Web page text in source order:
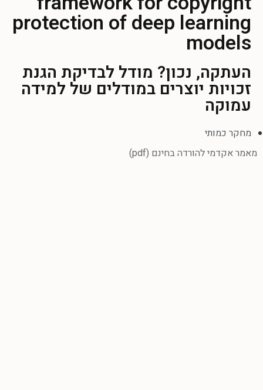
protection of deep learning
models
העתקה, נכון? מודל לבדיקת הגנת
זכויות יוצרים במודלים של למידה
עמוקה
מחקר כמותי
מאמר אקדמי להורדה בחינם (pdf)